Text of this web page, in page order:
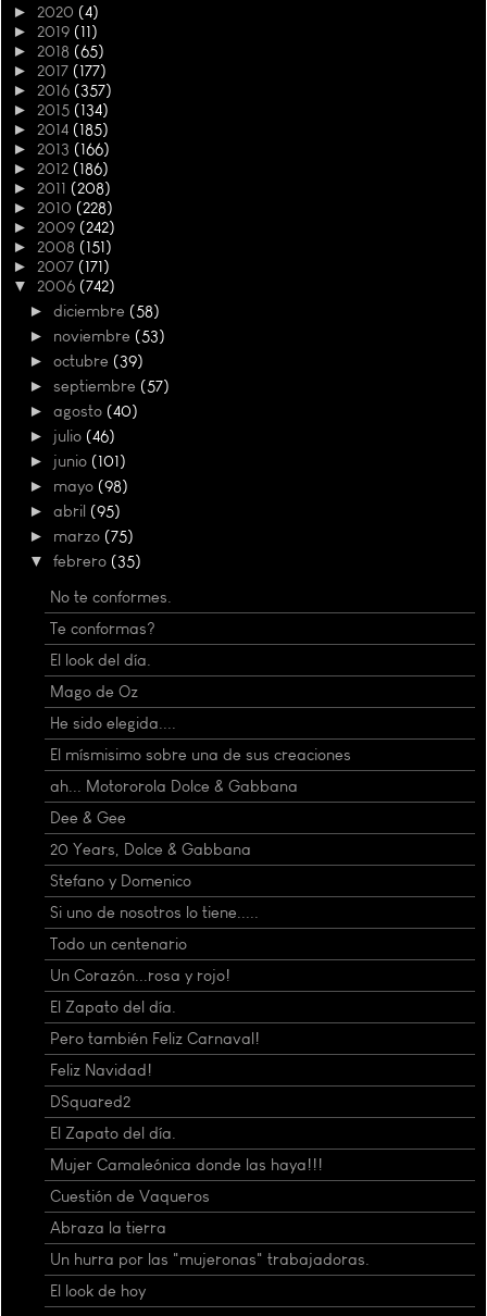
► 2020 (4)
► 2019 (11)
► 2018 (65)
► 2017 (177)
► 2016 (357)
► 2015 (134)
► 2014 (185)
► 2013 (166)
► 2012 (186)
► 2011 (208)
► 2010 (228)
► 2009 (242)
► 2008 (151)
► 2007 (171)
▼ 2006 (742)
► diciembre (58)
► noviembre (53)
► octubre (39)
► septiembre (57)
► agosto (40)
► julio (46)
► junio (101)
► mayo (98)
► abril (95)
► marzo (75)
▼ febrero (35)
No te conformes.
Te conformas?
El look del día.
Mago de Oz
He sido elegida....
El mísmisimo sobre una de sus creaciones
ah... Motororola Dolce & Gabbana
Dee & Gee
20 Years, Dolce & Gabbana
Stefano y Domenico
Si uno de nosotros lo tiene.....
Todo un centenario
Un Corazón...rosa y rojo!
El Zapato del día.
Pero también Feliz Carnaval!
Feliz Navidad!
DSquared2
El Zapato del día.
Mujer Camaleónica donde las haya!!!
Cuestión de Vaqueros
Abraza la tierra
Un hurra por las "mujeronas" trabajadoras.
El look de hoy